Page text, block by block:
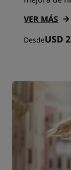
VER MÁS
DesdeUSD